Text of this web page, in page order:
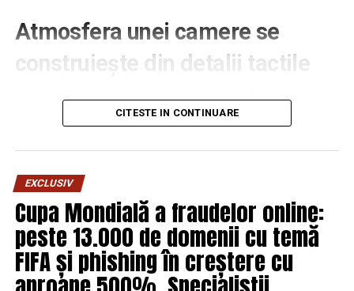
Atmosfera unei camere se
construiește din detalii tactile
Contactul direct cu pardoseala este una dintre primele
senzații fizice pe care le are un oaspete atunci când
pe drum, seara târziu. Textura și moliciunea potrivite,
oferite democheta hotel
care este percepută o cameră, chiar dacă restul
mobilierului rămâne identic de la o unitate la alta din
același lanț hotelier internațional.
Dincolo de senzația tactilă, pardoseala influențează și
percepția termică a spațiului. O cameră cu suprafețe reci
CITESTE IN CONTINUARE
EXCLUSIV
Cupa Mondială a fraudelor online:
peste 13.000 de domenii cu temă
FIFA și phishing în creștere cu